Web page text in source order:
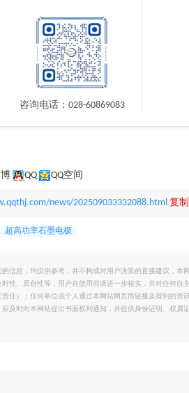
咨询电话：028-60869083
QQ QQ空间
news/202509033332088.html 复
超高功率石墨电极
信息，均仅供参考，并不构成对用户决策的直接建议，
性、原创性等，用户在使用前请进一步核实，并对任何
任）；任何单位或个人通过本网站网页而链接及得到的
及时向本网站提出书面权利通知，并提供身份证明、权